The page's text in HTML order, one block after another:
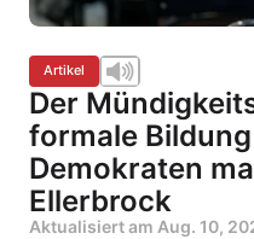
Artikel
Der
formale
Demokraten
Ellerbrock
Aktualisiert am Aug. 10,